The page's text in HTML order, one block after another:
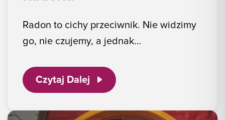
Radon to cichy przeciwnik. Nie widzimy
go, nie czujemy, a jednak…
Czytaj Dalej